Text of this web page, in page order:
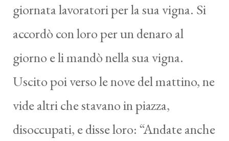
giornata lavoratori per la sua vigna. Si
accordò con loro per un denaro al
giorno e li mandò nella sua vigna.
Uscito poi verso le nove del mattino, ne
vide altri che stavano in piazza,
disoccupati, e disse loro: “Andate anche